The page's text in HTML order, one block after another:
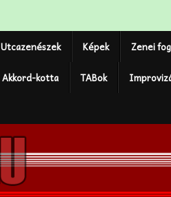
Utcazenészek Képek Zenei
Akkord-kotta TABok